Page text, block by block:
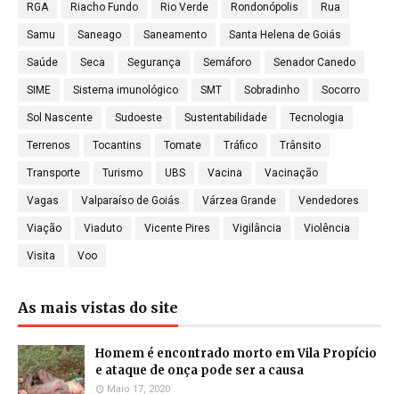
RGA Riacho Fundo Rio Verde Rondonópolis Rua
Samu Saneago Saneamento Santa Helena de Goiás
Saúde Seca Segurança Semáforo Senador Canedo
SIME Sistema imunológico SMT Sobradinho Socorro
Sol Nascente Sudoeste Sustentabilidade Tecnologia
Terrenos Tocantins Tomate Tráfico Trânsito
Transporte Turismo UBS Vacina Vacinação
Vagas Valparaíso de Goiás Várzea Grande Vendedores
Viação Viaduto Vicente Pires Vigilância Violência
Visita Voo
As mais vistas do site
Homem é encontrado morto em Vila Propício
e ataque de onça pode ser a causa
Maio 17, 2020